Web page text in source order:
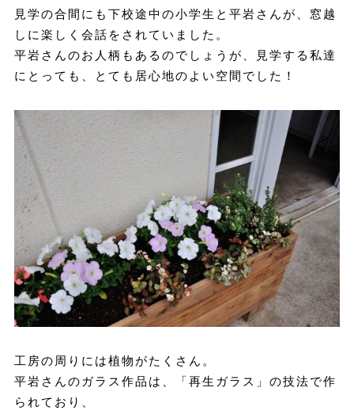
見学の合間にも下校途中の小学生と平岩さんが、窓越
しに楽しく会話をされていました。
平岩さんのお人柄もあるのでしょうが、見学する私達
にとっても、とても居心地のよい空間でした！
工房の周りには植物がたくさん。
平岩さんのガラス作品は、「再生ガラス」の技法で作
られており、